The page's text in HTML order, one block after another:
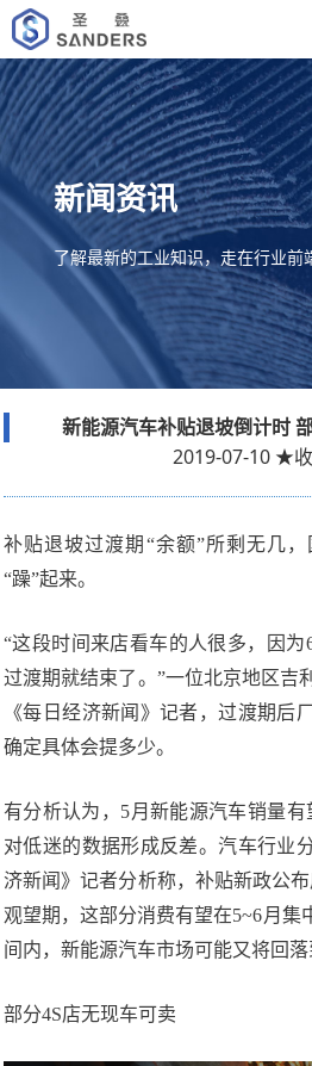
新闻资讯
了解最新的工业知识，走在行业前
新能源汽车补贴退坡倒计时
2019-07-10 ★
补贴退坡过渡期“余额”所剩无几
“躁”起来。
“这段时间来店看车的人很多，因
过渡期就结束了。”一位北京地区吉
《每日经济新闻》记者，过渡期后
确定具体会提多少。
有分析认为，5月新能源汽车销量
对低迷的数据形成反差。汽车行业
济新闻》记者分析称，补贴新政公
观望期，这部分消费有望在5~6月集
间内，新能源汽车市场可能又将回落
部分4S店无现车可卖